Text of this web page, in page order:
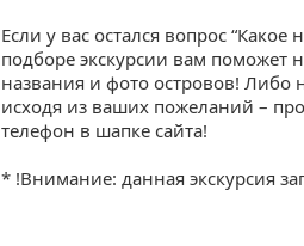
Если у вас остался вопрос “Какое
подборе экскурсии вам поможет
названия и фото островов!
исходя из ваших пожеланий –
телефон в шапке сайта!
* !Внимание: данная экскурсия